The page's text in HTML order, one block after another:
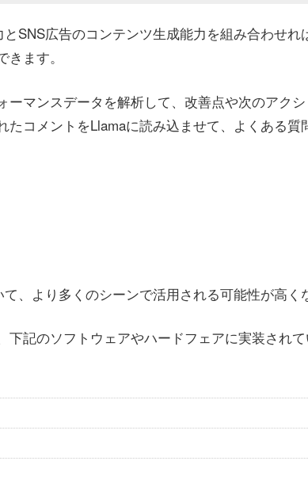
SNS広告のコンテンツ生成能力を組み合わせ
ます。
ーマンスデータを解析して、改善点や次のアク
たコメントをLlamaに読み込ませて、よくある
、より多くのシーンで活用される可能性が高く
記のソフトウェアやハードフェアに実装されて